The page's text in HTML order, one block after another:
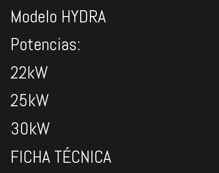
Modelo HYDRA
Potencias:
22kW
25kW
30kW
FICHA TÉCNICA